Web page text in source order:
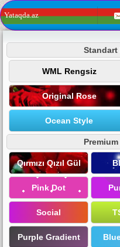
Yataqda.az
Standart
WML Rengsiz
Original Rose
Ocean Style
Qırmızı Qızıl Gül
Pink Dot
Social
Purple Gradient